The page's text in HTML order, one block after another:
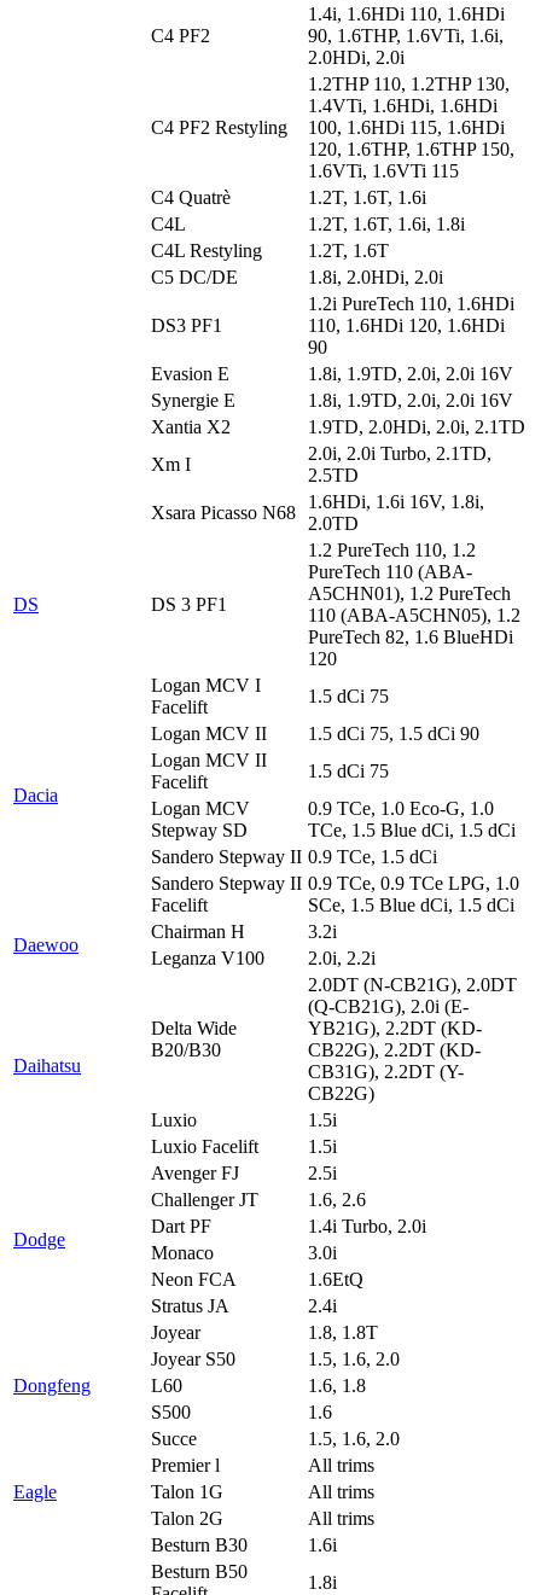
C4 PF2
1.4i, 1.6HDi 110, 1.6HDi
90, 1.6THP, 1.6VTi, 1.6i,
2.0HDi, 2.0i
C4 PF2 Restyling
1.2THP 110, 1.2THP 130,
1.4VTi, 1.6HDi, 1.6HDi
100, 1.6HDi 115, 1.6HDi
120, 1.6THP, 1.6THP 150,
1.6VTi, 1.6VTi 115
C4 Quatrè
1.2T, 1.6T, 1.6i
C4L
1.2T, 1.6T, 1.6i, 1.8i
C4L Restyling
1.2T, 1.6T
C5 DC/DE
1.8i, 2.0HDi, 2.0i
DS3 PF1
1.2i PureTech 110, 1.6HDi
110, 1.6HDi 120, 1.6HDi
90
Evasion E
1.8i, 1.9TD, 2.0i, 2.0i 16V
Synergie E
1.8i, 1.9TD, 2.0i, 2.0i 16V
Xantia X2
1.9TD, 2.0HDi, 2.0i, 2.1TD
Xm I
2.0i, 2.0i Turbo, 2.1TD,
2.5TD
Xsara Picasso N68
1.6HDi, 1.6i 16V, 1.8i,
2.0TD
DS DS 3 PF1
1.2 PureTech 110, 1.2
PureTech 110 (ABA-
A5CHN01), 1.2 PureTech
110 (ABA-A5CHN05), 1.2
PureTech 82, 1.6 BlueHDi
120
Dacia
Logan MCV I
Facelift
1.5 dCi 75
Logan MCV II
1.5 dCi 75, 1.5 dCi 90
Logan MCV II
Facelift
1.5 dCi 75
Logan MCV
Stepway SD
0.9 TCe, 1.0 Eco-G, 1.0
TCe, 1.5 Blue dCi, 1.5 dCi
Sandero Stepway II 0.9 TCe, 1.5 dCi
Sandero Stepway II
Facelift
0.9 TCe, 0.9 TCe LPG, 1.0
SCe, 1.5 Blue dCi, 1.5 dCi
Daewoo
Chairman H
3.2i
Leganza V100
2.0i, 2.2i
Daihatsu
Delta Wide
B20/B30
2.0DT (N-CB21G), 2.0DT
(Q-CB21G), 2.0i (E-
YB21G), 2.2DT (KD-
CB22G), 2.2DT (KD-
CB31G), 2.2DT (Y-
CB22G)
Luxio
1.5i
Luxio Facelift
1.5i
Dodge
Avenger FJ
2.5i
Challenger JT
1.6, 2.6
Dart PF
1.4i Turbo, 2.0i
Monaco
3.0i
Neon FCA
1.6EtQ
Stratus JA
2.4i
Dongfeng
Joyear
1.8, 1.8T
Joyear S50
1.5, 1.6, 2.0
L60
1.6, 1.8
S500
1.6
Succe
1.5, 1.6, 2.0
Eagle
Premier l
All trims
Talon 1G
All trims
Talon 2G
All trims
Besturn B30
1.6i
Besturn B50
1.8i